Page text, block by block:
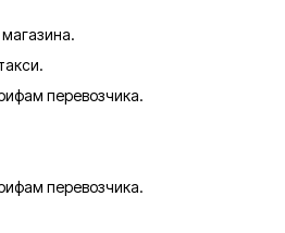
перевозчика.
перевозчика.